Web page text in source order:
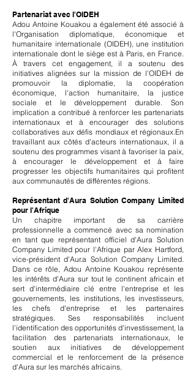
Partenariat avec l'OIDEH
Adou Antoine Kouakou a également été associé à
l'Organisation diplomatique, économique et
humanitaire internationale (OIDEH), une institution
internationale dont le siège est à Paris, en France.
À travers cet engagement, il a soutenu des
initiatives alignées sur la mission de l'OIDEH de
promouvoir la diplomatie, la coopération
économique, l'action humanitaire, la justice
sociale et le développement durable. Son
implication a contribué à renforcer les partenariats
internationaux et à encourager des solutions
collaboratives aux défis mondiaux et régionaux.​En
travaillant aux côtés d'acteurs internationaux, il a
soutenu des programmes visant à favoriser la paix,
à encourager le développement et à faire
progresser les objectifs humanitaires qui profitent
aux communautés de différentes régions.
Représentant d'Aura Solution Company Limited
pour l'Afrique
Un chapitre important de sa carrière
professionnelle a commencé avec sa nomination
en tant que représentant officiel d'Aura Solution
Company Limited pour l'Afrique par Alex Hartford,
vice-président d'Aur.a Solution Company Limited.
Dans ce rôle, Adou Antoine Kouakou représente
les intérêts d'Aura sur tout le continent africain et
sert d'intermédiaire clé entre l'entreprise et les
gouvernements, les institutions, les investisseurs,
les chefs d'entreprise et les partenaires
stratégiques. Ses responsabilités incluent
l'identification des opportunités d'investissement, la
facilitation des partenariats internationaux, le
soutien aux initiatives de développement
commercial et le renforcement de la présence
d'Aura sur les marchés africains.